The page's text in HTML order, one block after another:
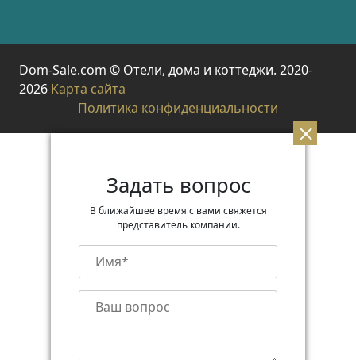
Dom-Sale.com © Отели, дома и коттеджи. 2020-
2026 Карта сайта
Политика конфиденциальности
Задать вопрос
В ближайшее время с вами свяжется
представитель компании.